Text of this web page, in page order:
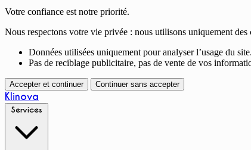
Votre confiance est notre priorité.
Nous respectons votre vie privée : nous utilisons uniquement
Données utilisées uniquement pour analyser l’usage du site.
Pas de reciblage publicitaire, pas de vente de vos
Accepter et continuer Continuer sans accepter
Klinova